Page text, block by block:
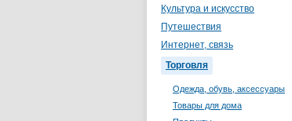
Культура и искусство
Путешествия
Интернет, связь
Торговля
Одежда, обувь, аксессуары
Товары для дома